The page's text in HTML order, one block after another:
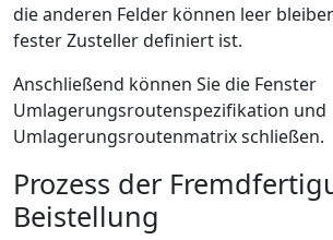
die anderen Felder können leer
fester Zusteller definiert ist.
Anschließend können Sie die Fenster
Umlagerungsroutenspezifikation und
Umlagerungsroutenmatrix schließen.
Prozess der
Beistellung